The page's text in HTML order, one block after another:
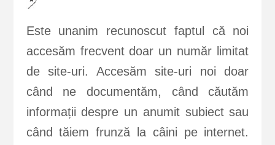
Este unanim recunoscut faptul că noi
accesăm frecvent doar un număr limitat
de site-uri. Accesăm site-uri noi doar
când ne documentăm, când căutăm
informații despre un anumit subiect sau
când tăiem frunză la câini pe internet.